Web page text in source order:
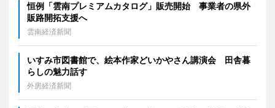
恒例「雲南プレミアムカタログ」販売開始 事業者の県外
販路開拓支援へ
雲南経済新聞
いすみ市図書館で、絵本作家どいかやさん講演会 田舎暮
らしの魅力話す
外房経済新聞